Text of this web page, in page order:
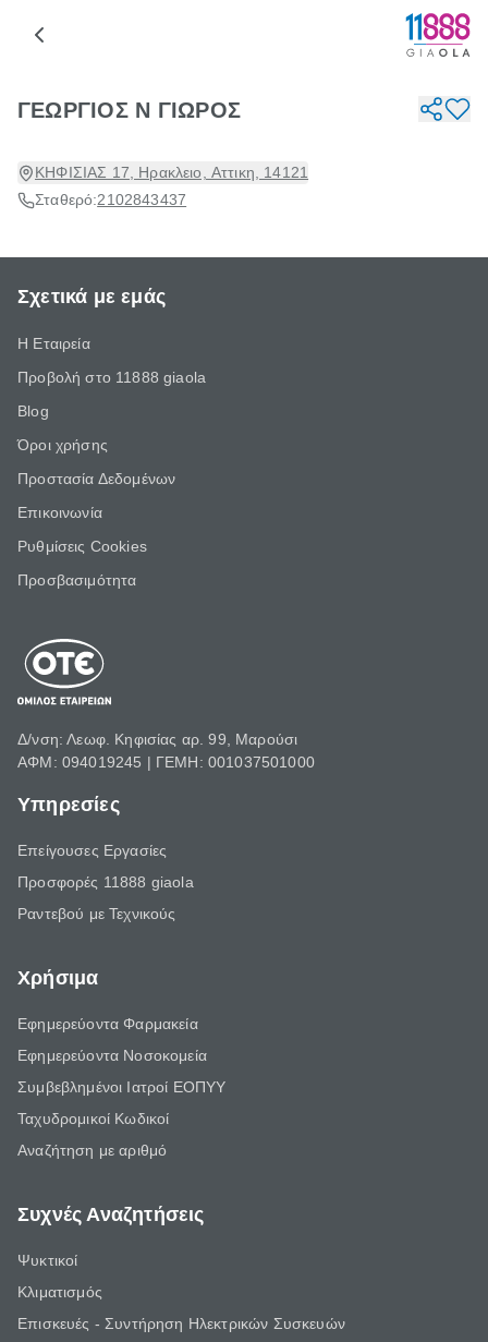
ΓΕΩΡΓΙΟΣ Ν ΓΙΩΡΟΣ
ΚΗΦΙΣΙΑΣ 17, Ηρακλειο, Αττικη, 14121
Σταθερό:2102843437
Σχετικά με εμάς
Η Εταιρεία
Προβολή στο 11888 giaola
Blog
Όροι χρήσης
Προστασία Δεδομένων
Επικοινωνία
Ρυθμίσεις Cookies
Προσβασιμότητα
Δ/νση: Λεωφ. Κηφισίας αρ. 99, Μαρούσι
ΑΦΜ: 094019245 | ΓΕΜΗ: 001037501000
Υπηρεσίες
Επείγουσες Εργασίες
Προσφορές 11888 giaola
Ραντεβού με Τεχνικούς
Χρήσιμα
Εφημερεύοντα Φαρμακεία
Εφημερεύοντα Νοσοκομεία
Συμβεβλημένοι Ιατροί ΕΟΠΥΥ
Ταχυδρομικοί Κωδικοί
Αναζήτηση με αριθμό
Συχνές Αναζητήσεις
Ψυκτικοί
Κλιματισμός
Επισκευές - Συντήρηση Ηλεκτρικών Συσκευών